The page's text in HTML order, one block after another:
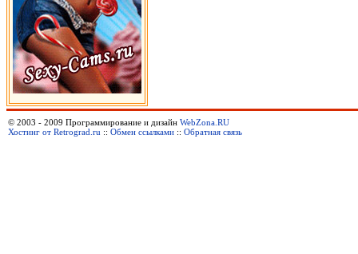
© 2003 - 2009 Программирование и дизайн WebZona.RU
Хостинг от Retrograd.ru :: Обмен ссылками :: Обратная связь